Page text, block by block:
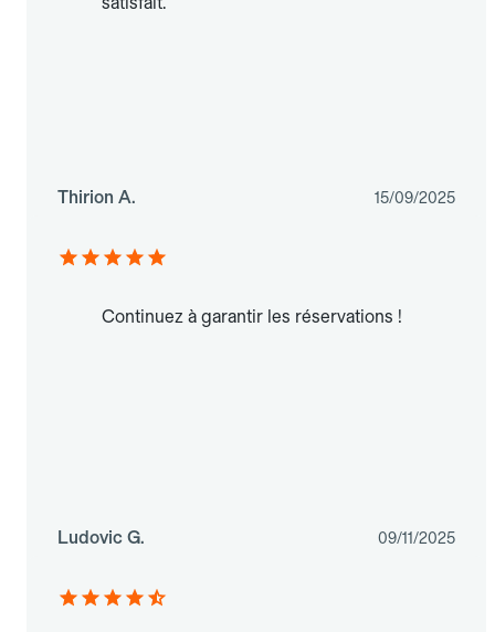
Thirion A. 15/09/2025
Continuez à garantir les réservations !
Ludovic G. 09/11/2025